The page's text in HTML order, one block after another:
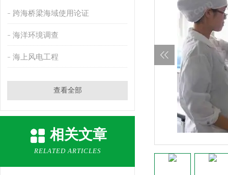
跨海桥梁海域使用论证
海洋环境调查
海上风电工程
查看全部
相关文章
RELATED ARTICLES